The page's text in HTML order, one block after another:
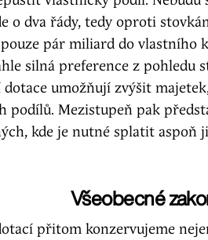
o dva řády, tedy oproti
pár miliard do vlastního
silná preference z pohledu
umožňují zvýšit
podílů. Mezistupeň pak
kde je nutné splatit aspoň
Všeobecné
přitom konzervujeme